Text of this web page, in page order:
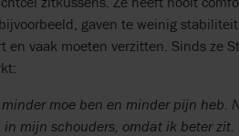
gaven te weinig
en vaak moeten verzitten. Sinds ze
moe ben en minder pijn
mijn schouders, omdat ik beter